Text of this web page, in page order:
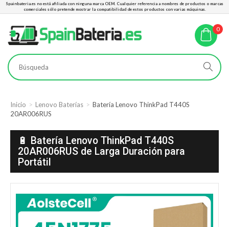
Spainbateria.es no está afiliada con ninguna marca OEM. Cualquier referencia a nombres de productos o marcas
comerciales sólo pretende mostrar la compatibilidad de estos productos con varias máquinas.
0
Inicio Lenovo Baterías
Batería Lenovo ThinkPad T440S
20AR006RUS
🔋 Batería Lenovo ThinkPad T440S
20AR006RUS de Larga Duración para
Portátil